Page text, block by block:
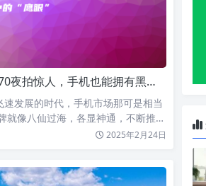
拍惊人，手机也能拥有黑夜中的“鹰眼”
发展的时代，手机市场那可是相当
就像八仙过海，各显神通，不断推出
2025年2月24日